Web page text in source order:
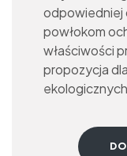
odpowiedniej
powłokom
właściwości
propozycja